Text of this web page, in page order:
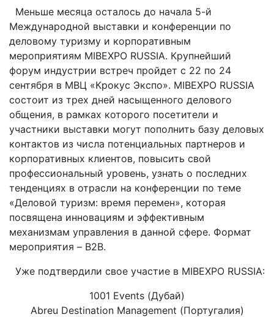
Меньше месяца осталось до начала 5-й
Международной выставки и конференции по
деловому туризму и корпоративным
мероприятиям MIBEXPO RUSSIA. Крупнейший
форум индустрии встреч пройдет с 22 по 24
сентября в МВЦ «Крокус Экспо». MIBEXPO RUSSIA
состоит из трех дней насыщенного делового
общения, в рамках которого посетители и
участники выставки могут пополнить базу деловых
контактов из числа потенциальных партнеров и
корпоративных клиентов, повысить свой
профессиональный уровень, узнать о последних
тенденциях в отрасли на конференции по теме
«Деловой туризм: время перемен», которая
посвящена инновациям и эффективным
механизмам управления в данной сфере. Формат
мероприятия – B2B.
Уже подтвердили свое участие в MIBEXPO RUSSIA:
1001 Events (Дубай)
Abreu Destination Management (Португалия)